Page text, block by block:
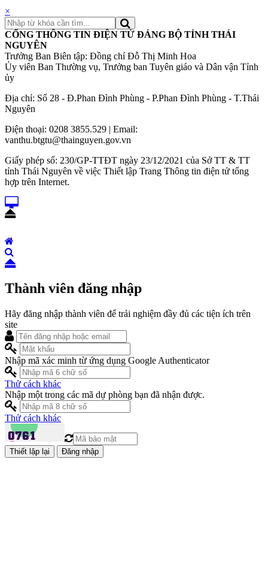
×
CỔNG THÔNG TIN ĐIỆN TỬ ĐẢNG BỘ TỈNH THÁI
NGUYÊN
Trưởng Ban Biên tập: Đồng chí Đỗ Thị Minh Hoa
Ủy viên Ban Thường vụ, Trưởng ban Tuyên giáo và Dân vận Tỉnh
ủy
Địa chỉ: Số 28 - Đ.Phan Đình Phùng - P.Phan Đình Phùng - T.Thái
Nguyên
Điện thoại: 0208 3855.529 | Email:
vanthu.btgtu@thainguyen.gov.vn
Giấy phép số: 230/GP-TTĐT ngày 23/12/2021 của Sở TT & TT
tỉnh Thái Nguyên về việc Thiết lập Trang Thông tin điện tử tổng
hợp trên Internet.
Thành viên đăng nhập
Hãy đăng nhập thành viên để trải nghiệm đầy đủ các tiện ích trên
site
Nhập mã xác minh từ ứng dụng Google Authenticator
Thử cách khác
Nhập một trong các mã dự phòng bạn đã nhận được.
Thử cách khác
Đăng nhập